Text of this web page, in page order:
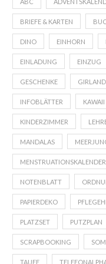
BRIEFE & KARTEN
DINO EINHORN
EINLADUNG EINZUG
GESCHENKE
INFOBLÄTTER KAWAII
KINDERZIMMER
MANDALAS
MENSTRUATIONSKALENDER
NOTENBLATT
PAPIERDEKO
PLATZSET PUTZPLAN
SCRAPBOOKING
TAUFE